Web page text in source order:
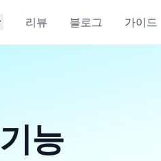
리뷰 블로그 가이드
기능